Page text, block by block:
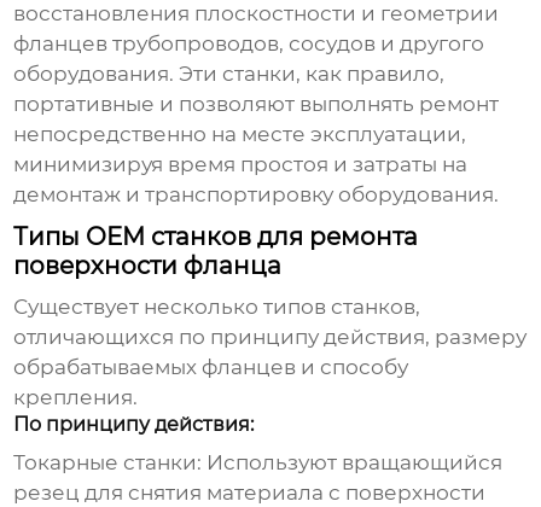
восстановления плоскостности и геометрии
фланцев трубопроводов, сосудов и другого
оборудования. Эти станки, как правило,
портативные и позволяют выполнять ремонт
непосредственно на месте эксплуатации,
минимизируя время простоя и затраты на
демонтаж и транспортировку оборудования.
Типы OEM станков для ремонта
поверхности фланца
Существует несколько типов станков,
отличающихся по принципу действия, размеру
обрабатываемых фланцев и способу
крепления.
По принципу действия:
Токарные станки: Используют вращающийся
резец для снятия материала с поверхности